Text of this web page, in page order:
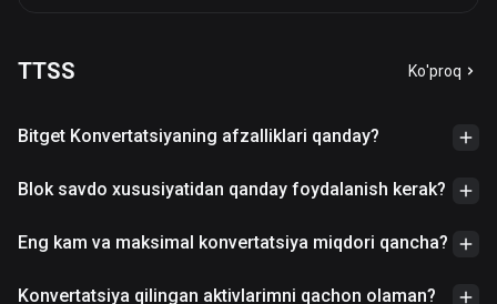
TTSS Ko'proq
Bitget Konvertatsiyaning afzalliklari qanday?
Blok savdo xususiyatidan qanday foydalanish kerak?
Eng kam va maksimal konvertatsiya miqdori qancha?
Konvertatsiya qilingan aktivlarimni qachon olaman?